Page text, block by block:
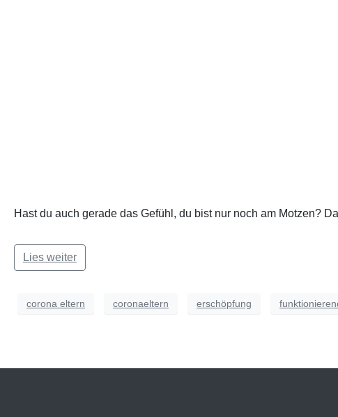
Hast du auch gerade das Gefühl, du bist nur noch am Motzen?
Lies weiter
corona eltern coronaeltern erschöpfung